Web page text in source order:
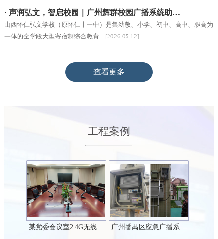
· 声润弘文，智启校园｜广州辉群校园广播系统助…
山西怀仁弘文学校（原怀仁十一中）是集幼教、小学、初中、高中、职高为
一体的全学段大型寄宿制综合教育... [2026.05.12]
查看更多
工程案例
某党委会议室2.4G无线… 广州番禺区应急广播系…